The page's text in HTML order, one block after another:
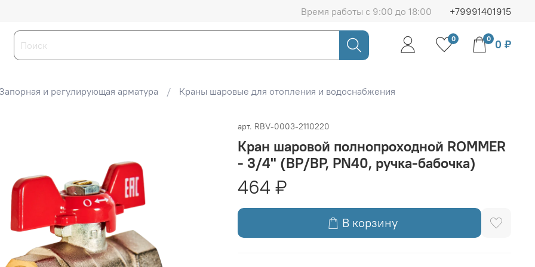
Время работы с 9:00 до 18:00 +79991401915
0 0 0 ₽
Запорная и регулирующая арматура Краны шаровые для отопления и водоснабжения
арт. RBV-0003-2110220
Кран шаровой полнопроходной ROMMER
- 3/4" (ВР/ВР, PN40, ручка-бабочка)
464 ₽
В корзину